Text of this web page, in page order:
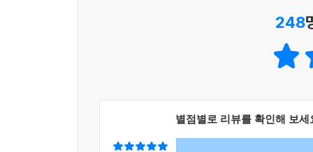
은 분명하다. 투자에 비유하자면, 내 포지션에
부터 회피하고 싶기 때문이다. 타조가 되지 않는
지키기 어렵기 때문에 ‘원칙’이라고 하는 것인지
드는 유혹이 너무 많다. 아무도 투자가 쉽다고 말
사회에 입성해 한 단계 한 단계 위로 올라서면
원하는 바를 이루기 위한 집념과 희생, 끝없는 노
즉각적인 수익을 보장하는 해답을 원한다. 하
차이를 확실히 구분 짓는다. 어떤 경우든 투자하
248
별점별로 리뷰를 확인해 보세